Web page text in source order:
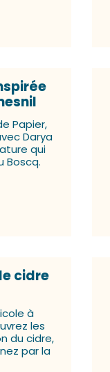
Papier,
Darya
qui
Boscq.
cidre
à
les
du cidre,
par la